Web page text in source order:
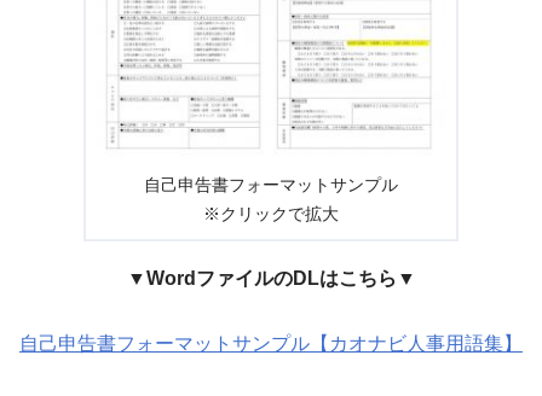
自己申告書フォーマットサンプル
※クリックで拡大
▼WordファイルのDLはこちら▼
自己申告書フォーマットサンプル【カオナビ人事用語集】